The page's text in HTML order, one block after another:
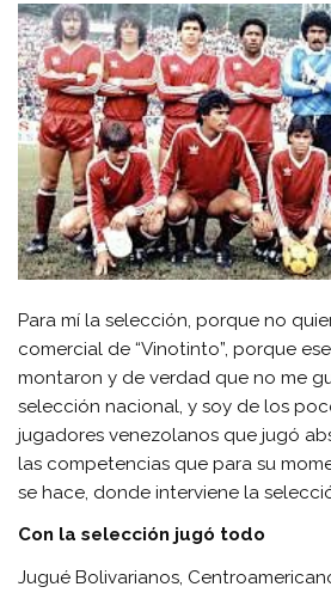
Para mí la selección, porque no
comercial de “Vinotinto”, porque
montaron y de verdad que no me
selección nacional, y soy de los
jugadores venezolanos que jugó
las competencias que para su
se hace, donde interviene la
Con la selección jugó todo
Jugué Bolivarianos,